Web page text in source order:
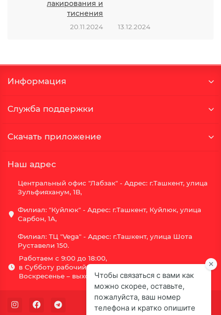
лакирования и
тиснения
20.11.2024 13.12.2024
Информация
Служба поддержки
Скачать приложение
Наш адрес
Центральный офис "Лабзак" - Адрес: г.Ташкент, улица
Зульфияханум, 1B,
Филиал: "Куйлюк" - Адрес: г.Ташкент, Куйлюк, улица
Сарбон, 1А,
Филиал: ТЦ "Vega" - Адрес: г.Ташкент, улица Шота
Руставели 150.
Работаем с 9:00 до 18:00,
в Субботу рабочий день с 9:00 до 16:00,
Воскресенье – выходной.